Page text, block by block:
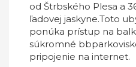
od Štrbského Plesa a
ľadovej jaskyne.Toto
ponúka prístup na
súkromné
pripojenie na internet.